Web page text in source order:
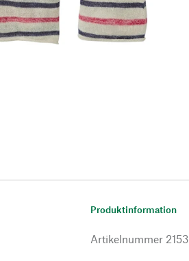
Produktinformation
Artikelnummer